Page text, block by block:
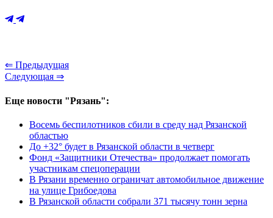
⇐ Предыдущая
Следующая ⇒
Еще новости "Рязань":
Восемь беспилотников сбили в среду над Рязанской
областью
До +32° будет в Рязанской области в четверг
Фонд «Защитники Отечества» продолжает помогать
участникам спецоперации
В Рязани временно ограничат автомобильное движение
на улице Грибоедова
В Рязанской области собрали 371 тысячу тонн зерна